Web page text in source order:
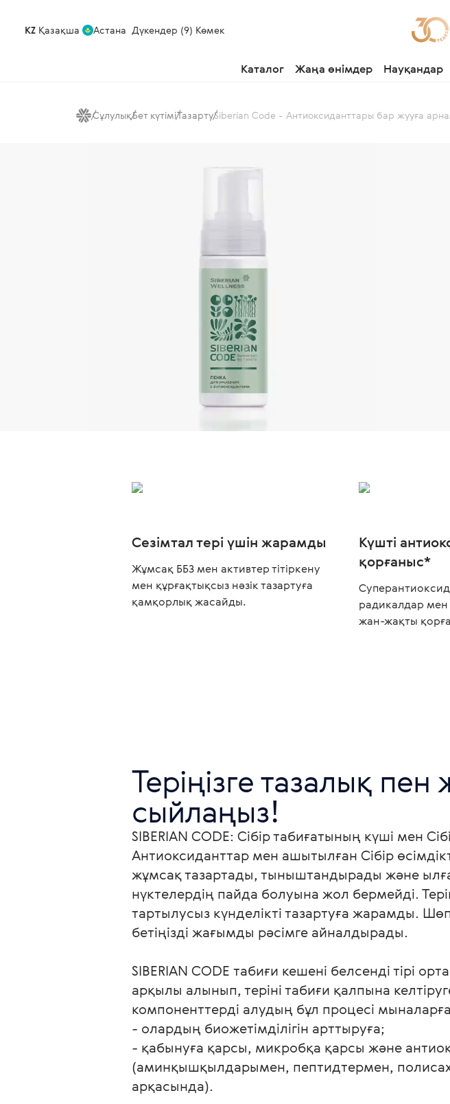
KZ Қазақша Астана Дүкендер (9) Көмек
Каталог Жаңа өнімдер Науқандар
СұлулықБет күтіміТазартуSiberian Code - Антиоксиданттары бар жууға
Сезімтал тері үшін жарамды
Жұмсақ ББЗ мен активтер тітіркену
мен құрғақтықсыз нәзік тазартуға
қамқорлық жасайды.
Күшті
қорғаныс*
радикалдар мен
жан-жақты
Теріңізге тазалық
сыйлаңыз!
SIBERIAN CODE: Сібір табиғатының күші мен
Антиоксиданттар мен ашытылған Сібір
жұмсақ тазартады, тыныштандырады және
нүктелердің пайда болуына жол бермейді.
тартылусыз күнделікті тазартуға жарамды.
бетіңізді жағымды рәсімге айналдырады.
SIBERIAN CODE табиғи кешені белсенді тірі
арқылы алынып, теріні табиғи қалпына
компоненттерді алудың бұл процесі
- олардың биожетімділігін арттыруға;
- қабынуға қарсы, микробқа қарсы және
(аминқышқылдарымен, пептидтермен,
арқасында).